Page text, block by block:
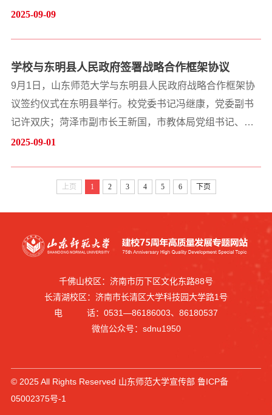
工及荣休教职工。校党委书记冯继康出席并讲话。学校在
表学校向全体教职工致以节日的问候和良好的祝愿，向为
学校发展作出重要贡献的优秀典型和离退休教职工以及老
领导、...
2025-09-09
学校与东明县人民政府签署战略合作框架协议
9月1日，山东师范大学与东明县人民政府战略合作框架协
议签约仪式在东明县举行。校党委书记冯继康，党委副书
记许双庆；菏泽市副市长王新国，市教体局党组书记、局
长杨彬；东明县委书记赵海林，县委副书记、县长黄涛，
历史悠久，文化底蕴深厚，特别是近年来，主动融入新一
轮“突破菏泽、鲁西崛起”战略机遇，扎实推进“北工南农”...
2025-09-01
上页 1 2 3 4 5 6 下页
千佛山校区：济南市历下区文化东路88号
长清湖校区：济南市长清区大学科技园大学路1号
电 话：0531—86186003、86180537
微信公众号：sdnu1950
© 2025 All Rights Reserved 山东师范大学宣传部 鲁ICP备
05002375号-1